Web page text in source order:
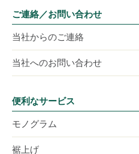
ご連絡／お問い合わせ
当社からのご連絡
当社へのお問い合わせ
便利なサービス
モノグラム
裾上げ